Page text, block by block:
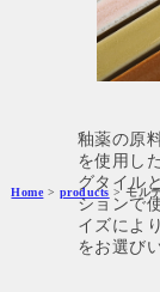
Home > products > モル
釉薬の原
を使用し
グタイル
ションで
イズによ
をお選び